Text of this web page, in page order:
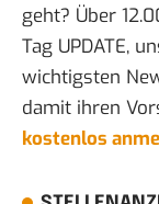
geht? Über
Tag UPDATE,
wichtigsten
damit ihren
kostenlos